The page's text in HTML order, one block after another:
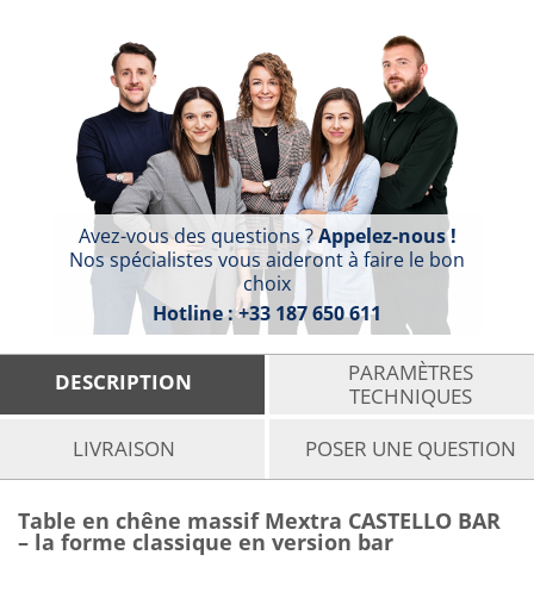
Avez-vous des questions ?Appelez-nous !
Nos spécialistes vous aideront à faire le bon
choix
Hotline :+33 187 650 611
DESCRIPTION
PARAMÈTRES
TECHNIQUES
LIVRAISON
POSER UNE QUESTION
Table en chêne massif Mextra CASTELLO BAR
– la forme classique en version bar